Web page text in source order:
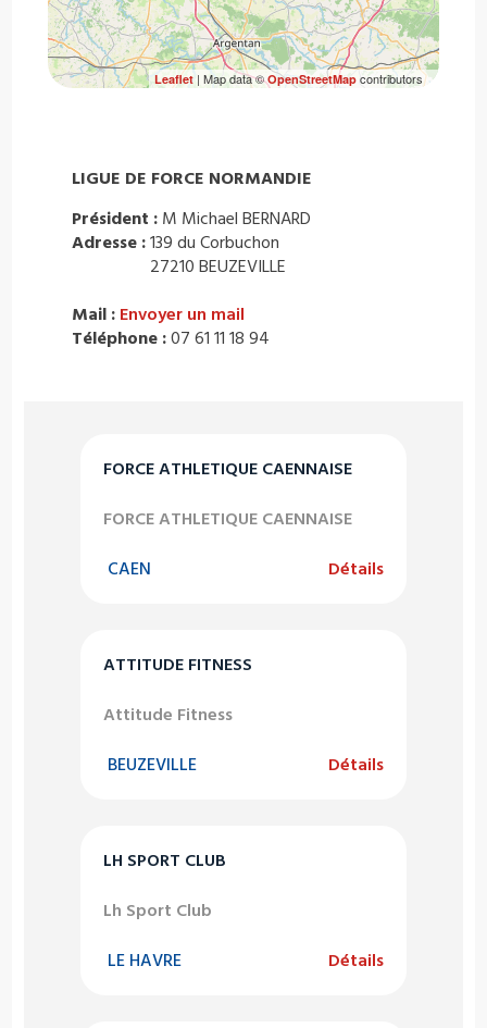
FORCE ATHLETIQUE CAENNAISE
FORCE ATHLETIQUE CAENNAISE
CAEN Détails
ATTITUDE FITNESS
Attitude Fitness
BEUZEVILLE Détails
LH SPORT CLUB
Lh Sport Club
LE HAVRE Détails
Leaflet| Map data ©OpenStreetMapcontributors
LIGUE DE FORCE NORMANDIE
Président : M Michael BERNARD
Adresse :139 du Corbuchon
27210 BEUZEVILLE
Mail : Envoyer un mail
Téléphone :07 61 11 18 94